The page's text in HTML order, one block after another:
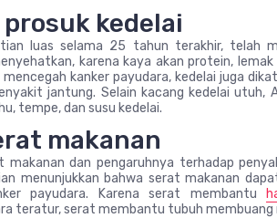
kedelai
luas selama 25 tahun terakhir, telah
karena kaya akan protein,
kanker payudara, kedelai juga
jantung. Selain kacang kedelai utuh,
tempe, dan susu kedelai.
makanan
makanan dan pengaruhnya terhadap
menunjukkan bahwa serat makanan
payudara. Karena serat membantu
teratur, serat membantu tubuh membuang